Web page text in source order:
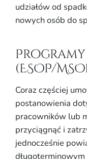
udziałów od
nowych osób do
(ESOP/
Coraz częściej
postanowienia
pracowników lub
przyciągnąć i
jednocześnie
długoterminowym